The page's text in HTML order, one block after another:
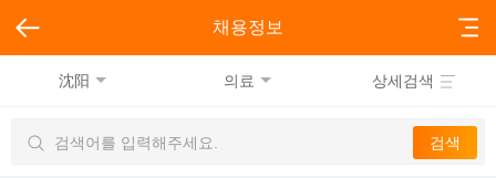
채용정보
沈阳 의료 상세검색